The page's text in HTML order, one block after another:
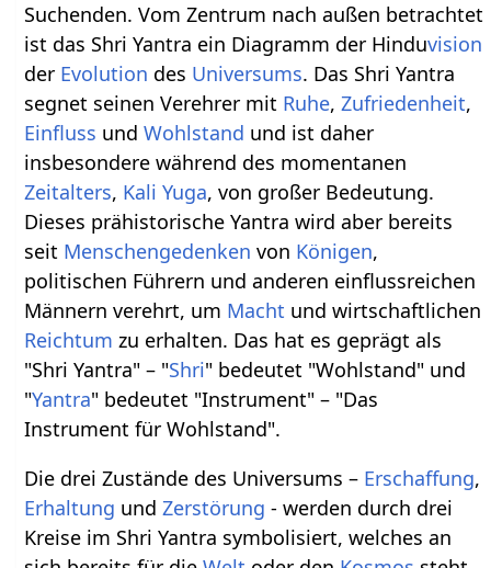
Suchenden. Vom Zentrum nach außen betrachtet
ist das Shri Yantra ein Diagramm der Hinduvision
der Evolution des Universums. Das Shri Yantra
segnet seinen Verehrer mit Ruhe,Zufriedenheit,
Einfluss undWohlstand und ist daher
insbesondere während des momentanen
Zeitalters, Kali Yuga, von großer Bedeutung.
Dieses prähistorische Yantra wird aber bereits
seit Menschengedenken von Königen,
politischen Führern und anderen einflussreichen
Männern verehrt, um Macht und wirtschaftlichen
Reichtum zu erhalten. Das hat es geprägt als
"Shri Yantra" – "Shri" bedeutet "Wohlstand" und
"Yantra" bedeutet "Instrument" – "Das
Instrument für Wohlstand".
Die drei Zustände des Universums – Erschaffung,
Erhaltung undZerstörung - werden durch drei
Kreise im Shri Yantra symbolisiert, welches an